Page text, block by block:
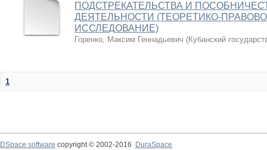
ПОДСТРЕКАТЕЛЬСТВА И
ДЕЯТЕЛЬНОСТИ (ТЕОРЕТИКО-
ИССЛЕДОВАНИЕ)
Горенко, Максим Геннадьевич (Кубанский
1
DSpace software copyright © 2002-2016
DuraSpace